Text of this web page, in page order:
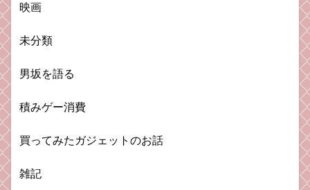
映画
未分類
男坂を語る
積みゲー消費
買ってみたガジェットのお話
雑記